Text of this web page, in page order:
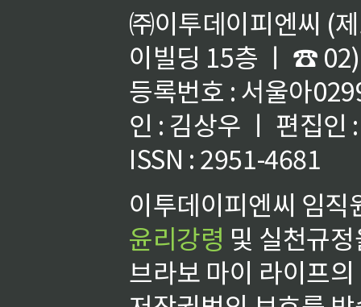
㈜이투데이피엔씨 (
이빌딩 15층 ㅣ ☎
등록번호 : 서울아
인 : 김상우 ㅣ 편집인
ISSN : 2951-4681
이투데이피엔씨 임
윤리강령 및 실천규
브라보 마이 라이프